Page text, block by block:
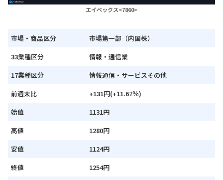
エイベックス<7860>
市場・商品区分
市場第一部（内国株）
33業種区分
情報・通信業
17業種区分
情報通信・サービスその他
前週末比
+131円(+11.67％)
始値
1131円
高値
1280円
安値
1124円
終値
1254円